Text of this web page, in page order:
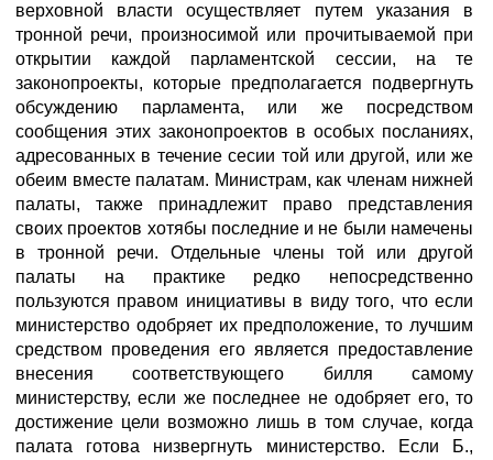
верховной власти осуществляет путем указания в
тронной речи, произносимой или прочитываемой при
открытии каждой парламентской сессии, на те
законопроекты, которые предполагается подвергнуть
обсуждению парламента, или же посредством
сообщения этих законопроектов в особых посланиях,
адресованных в течение сеcии той или другой, или же
обеим вместе палатам. Министрам, как членам нижней
палаты, также принадлежит право представления
своих проектов хотябы последние и не были намечены
в тронной речи. Отдельные члены той или другой
палаты на практике редко непосредственно
пользуются правом инициативы в виду того, что если
министерство одобряет их предположение, то лучшим
средством проведения его является предоставление
внесения соответствующего билля самому
министерству, если же последнее не одобряет его, то
достижение цели возможно лишь в том случае, когда
палата готова низвергнуть министерство. Если Б.,